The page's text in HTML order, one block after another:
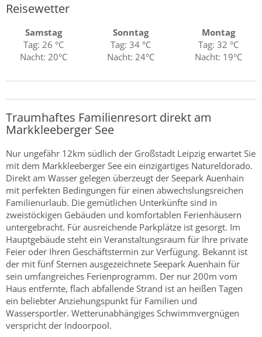
Reisewetter
Samstag
Tag: 26 °C
Nacht: 20°C
Sonntag
Tag: 34 °C
Nacht: 24°C
Montag
Tag: 32 °C
Nacht: 19°C
Traumhaftes Familienresort direkt am
Markkleeberger See
Nur ungefähr 12km südlich der Großstadt Leipzig erwartet Sie
mit dem Markkleeberger See ein einzigartiges Natureldorado.
Direkt am Wasser gelegen überzeugt der Seepark Auenhain
mit perfekten Bedingungen für einen abwechslungsreichen
Familienurlaub. Die gemütlichen Unterkünfte sind in
zweistöckigen Gebäuden und komfortablen Ferienhäusern
untergebracht. Für ausreichende Parkplätze ist gesorgt. Im
Hauptgebäude steht ein Veranstaltungsraum für Ihre private
Feier oder Ihren Geschäftstermin zur Verfügung. Bekannt ist
der mit fünf Sternen ausgezeichnete Seepark Auenhain für
sein umfangreiches Ferienprogramm. Der nur 200m vom
Haus entfernte, flach abfallende Strand ist an heißen Tagen
ein beliebter Anziehungspunkt für Familien und
Wassersportler. Wetterunabhängiges Schwimmvergnügen
verspricht der Indoorpool.